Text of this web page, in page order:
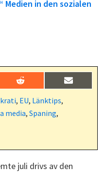
Medien in den sozialen
Dela
på
R
e
d
i
Dela
på
E
-
, EU, Länktips,
media, Spaning,
juli drivs av den